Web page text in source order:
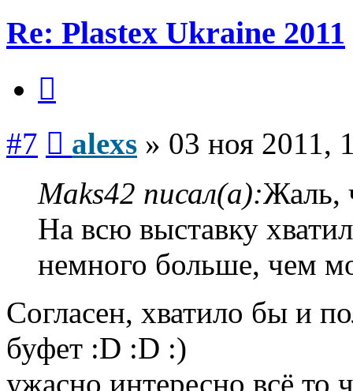
Re: Plastex Ukraine 2011
#7 alexs » 03 ноя 2011,
Maks42 писал(а):Жаль,
На всю выставку
немного больше, чем
Согласен, хватило бы и
буфет :D :D :)
ужасно интересно всё то